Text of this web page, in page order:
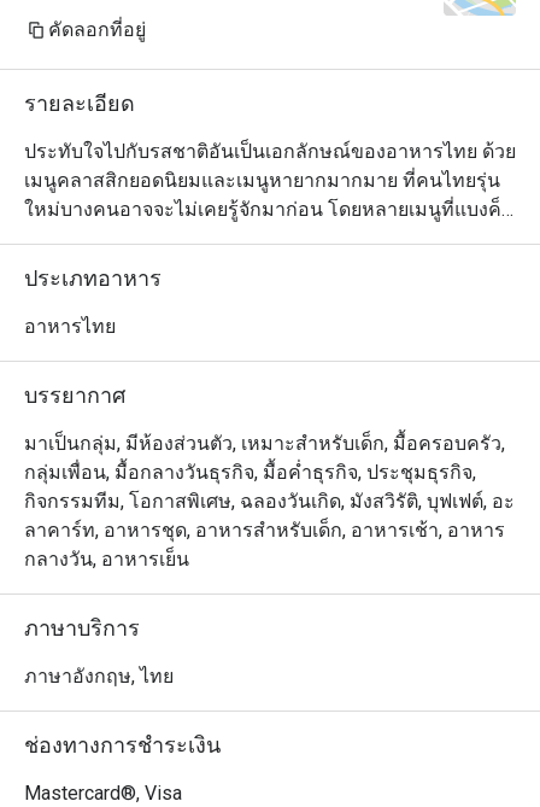
คัดลอกที่อยู่
รายละเอียด
ประทับใจไปกับรสชาติอันเป็นเอกลักษณ์ของอาหารไทย ด้วย
เมนูคลาสสิกยอดนิยมและเมนูหายากมากมาย ที่คนไทยรุ่น
ใหม่บางคนอาจจะไม่เคยรู้จักมาก่อน โดยหลายเมนูที่แบงค็
อก 78 นำเสนอนั้น เป็นการคอแลบอเรชั่นร่วมกับร้านเสน่ห์
จันทน์ ซึ่งเป็นร้านอาหารไทยเลื่องชื่อเจ้าของมิชลินสตาร์
ยุคสนุกสนาน เต็มไปด้วยกลิ่นอายของเมืองกรุงในช่วงยุค 70
ประเภทอาหาร
อาหารไทย
บรรยากาศ
มาเป็นกลุ่ม, มีห้องส่วนตัว, เหมาะสำหรับเด็ก, มื้อครอบครัว,
กลุ่มเพื่อน, มื้อกลางวันธุรกิจ, มื้อค่ำธุรกิจ, ประชุมธุรกิจ,
กิจกรรมทีม, โอกาสพิเศษ, ฉลองวันเกิด, มังสวิรัติ, บุฟเฟต์, อะ
ลาคาร์ท, อาหารชุด, อาหารสำหรับเด็ก, อาหารเช้า, อาหาร
กลางวัน, อาหารเย็น
ภาษาบริการ
ภาษาอังกฤษ, ไทย
ช่องทางการชำระเงิน
Mastercard®, Visa